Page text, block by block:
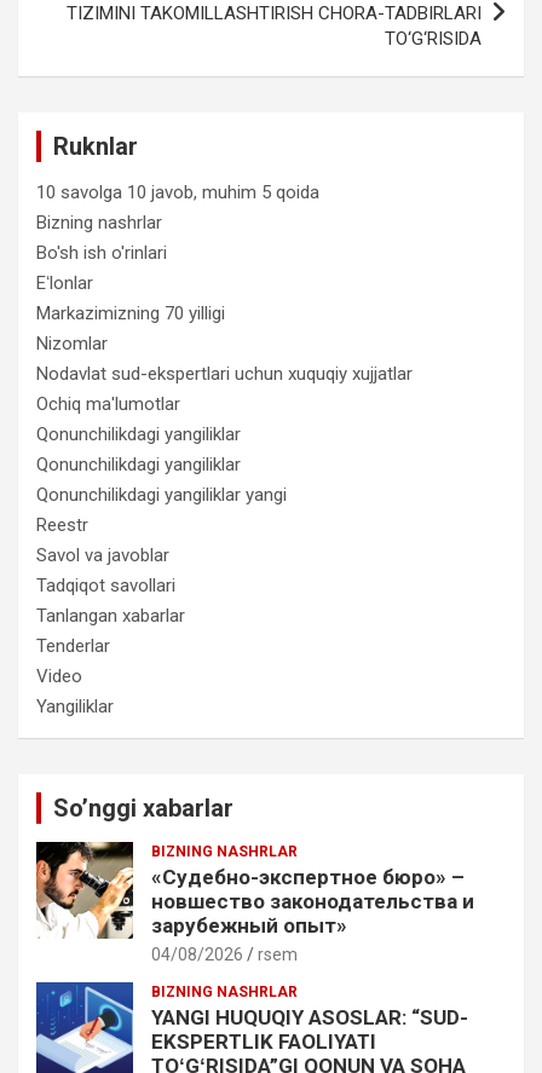
TIZIMINI TAKOMILLASHTIRISH CHORA-TADBIRLARI
TO‘G‘RISIDA
Ruknlar
10 savolga 10 javob, muhim 5 qoida
Bizning nashrlar
Bo'sh ish o'rinlari
Eʻlonlar
Markazimizning 70 yilligi
Nizomlar
Nodavlat sud-ekspertlari uchun xuquqiy xujjatlar
Ochiq ma'lumotlar
Qonunchilikdagi yangiliklar
Qonunchilikdagi yangiliklar
Qonunchilikdagi yangiliklar yangi
Reestr
Savol va javoblar
Tadqiqot savollari
Tanlangan xabarlar
Tenderlar
Video
Yangiliklar
So’nggi xabarlar
BIZNING NASHRLAR
«Судебно-экспертное бюро» –
новшество законодательства и
зарубежный опыт»
04/08/2026 rsem
BIZNING NASHRLAR
YANGI HUQUQIY ASOSLAR: “SUD-
EKSPERTLIK FAOLIYATI
TOʻGʻRISIDA”GI QONUN VA SOHA